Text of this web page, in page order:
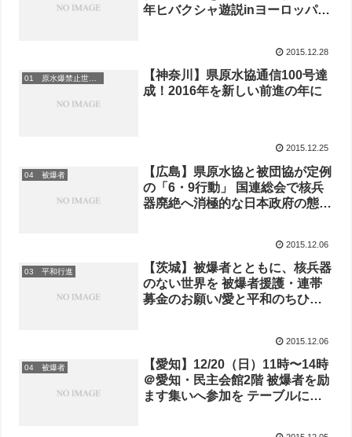
年ヒバクシャ遊説inヨーロッパ」
2015.12.28
01 原水爆禁止世界大会
【神奈川】県原水協通信100号達
成！2016年を新しい前進の年に
2015.12.25
04 被爆者
【広島】県原水協と被団協が定例
の「6・9行動」 国連総会で核兵
器廃絶へ消極的な日本政府の態度
2015.12.06
03 平和行進
【茨城】被爆者とともに、核兵器
のない世界を 被爆者援護・連帯
募金のお願い/愛と平和のちひろ
2015.12.06
04 被爆者
【愛知】12/20（日）11時〜14時
＠愛知・民主会館2階 被爆者を励
ます集いへ参加を テーブルに分